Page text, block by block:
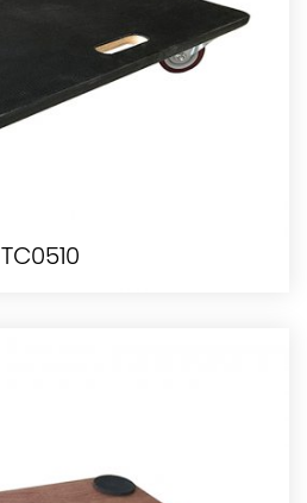
TC0510